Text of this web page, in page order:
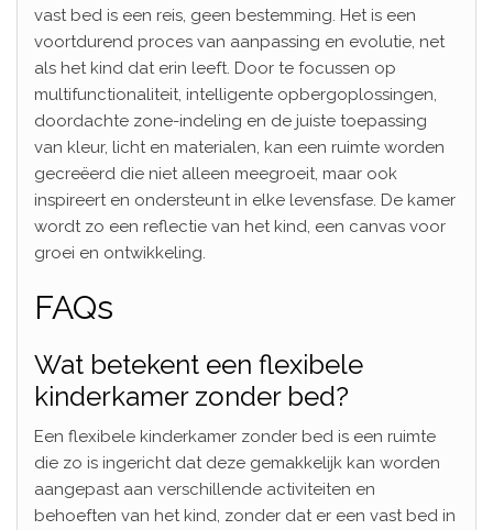
vast bed is een reis, geen bestemming. Het is een
voortdurend proces van aanpassing en evolutie, net
als het kind dat erin leeft. Door te focussen op
multifunctionaliteit, intelligente opbergoplossingen,
doordachte zone-indeling en de juiste toepassing
van kleur, licht en materialen, kan een ruimte worden
gecreëerd die niet alleen meegroeit, maar ook
inspireert en ondersteunt in elke levensfase. De kamer
wordt zo een reflectie van het kind, een canvas voor
groei en ontwikkeling.
FAQs
Wat betekent een flexibele
kinderkamer zonder bed?
Een flexibele kinderkamer zonder bed is een ruimte
die zo is ingericht dat deze gemakkelijk kan worden
aangepast aan verschillende activiteiten en
behoeften van het kind, zonder dat er een vast bed in